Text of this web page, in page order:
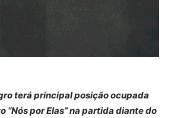
terá principal posição ocupada
“Nós por Elas” na partida diante do